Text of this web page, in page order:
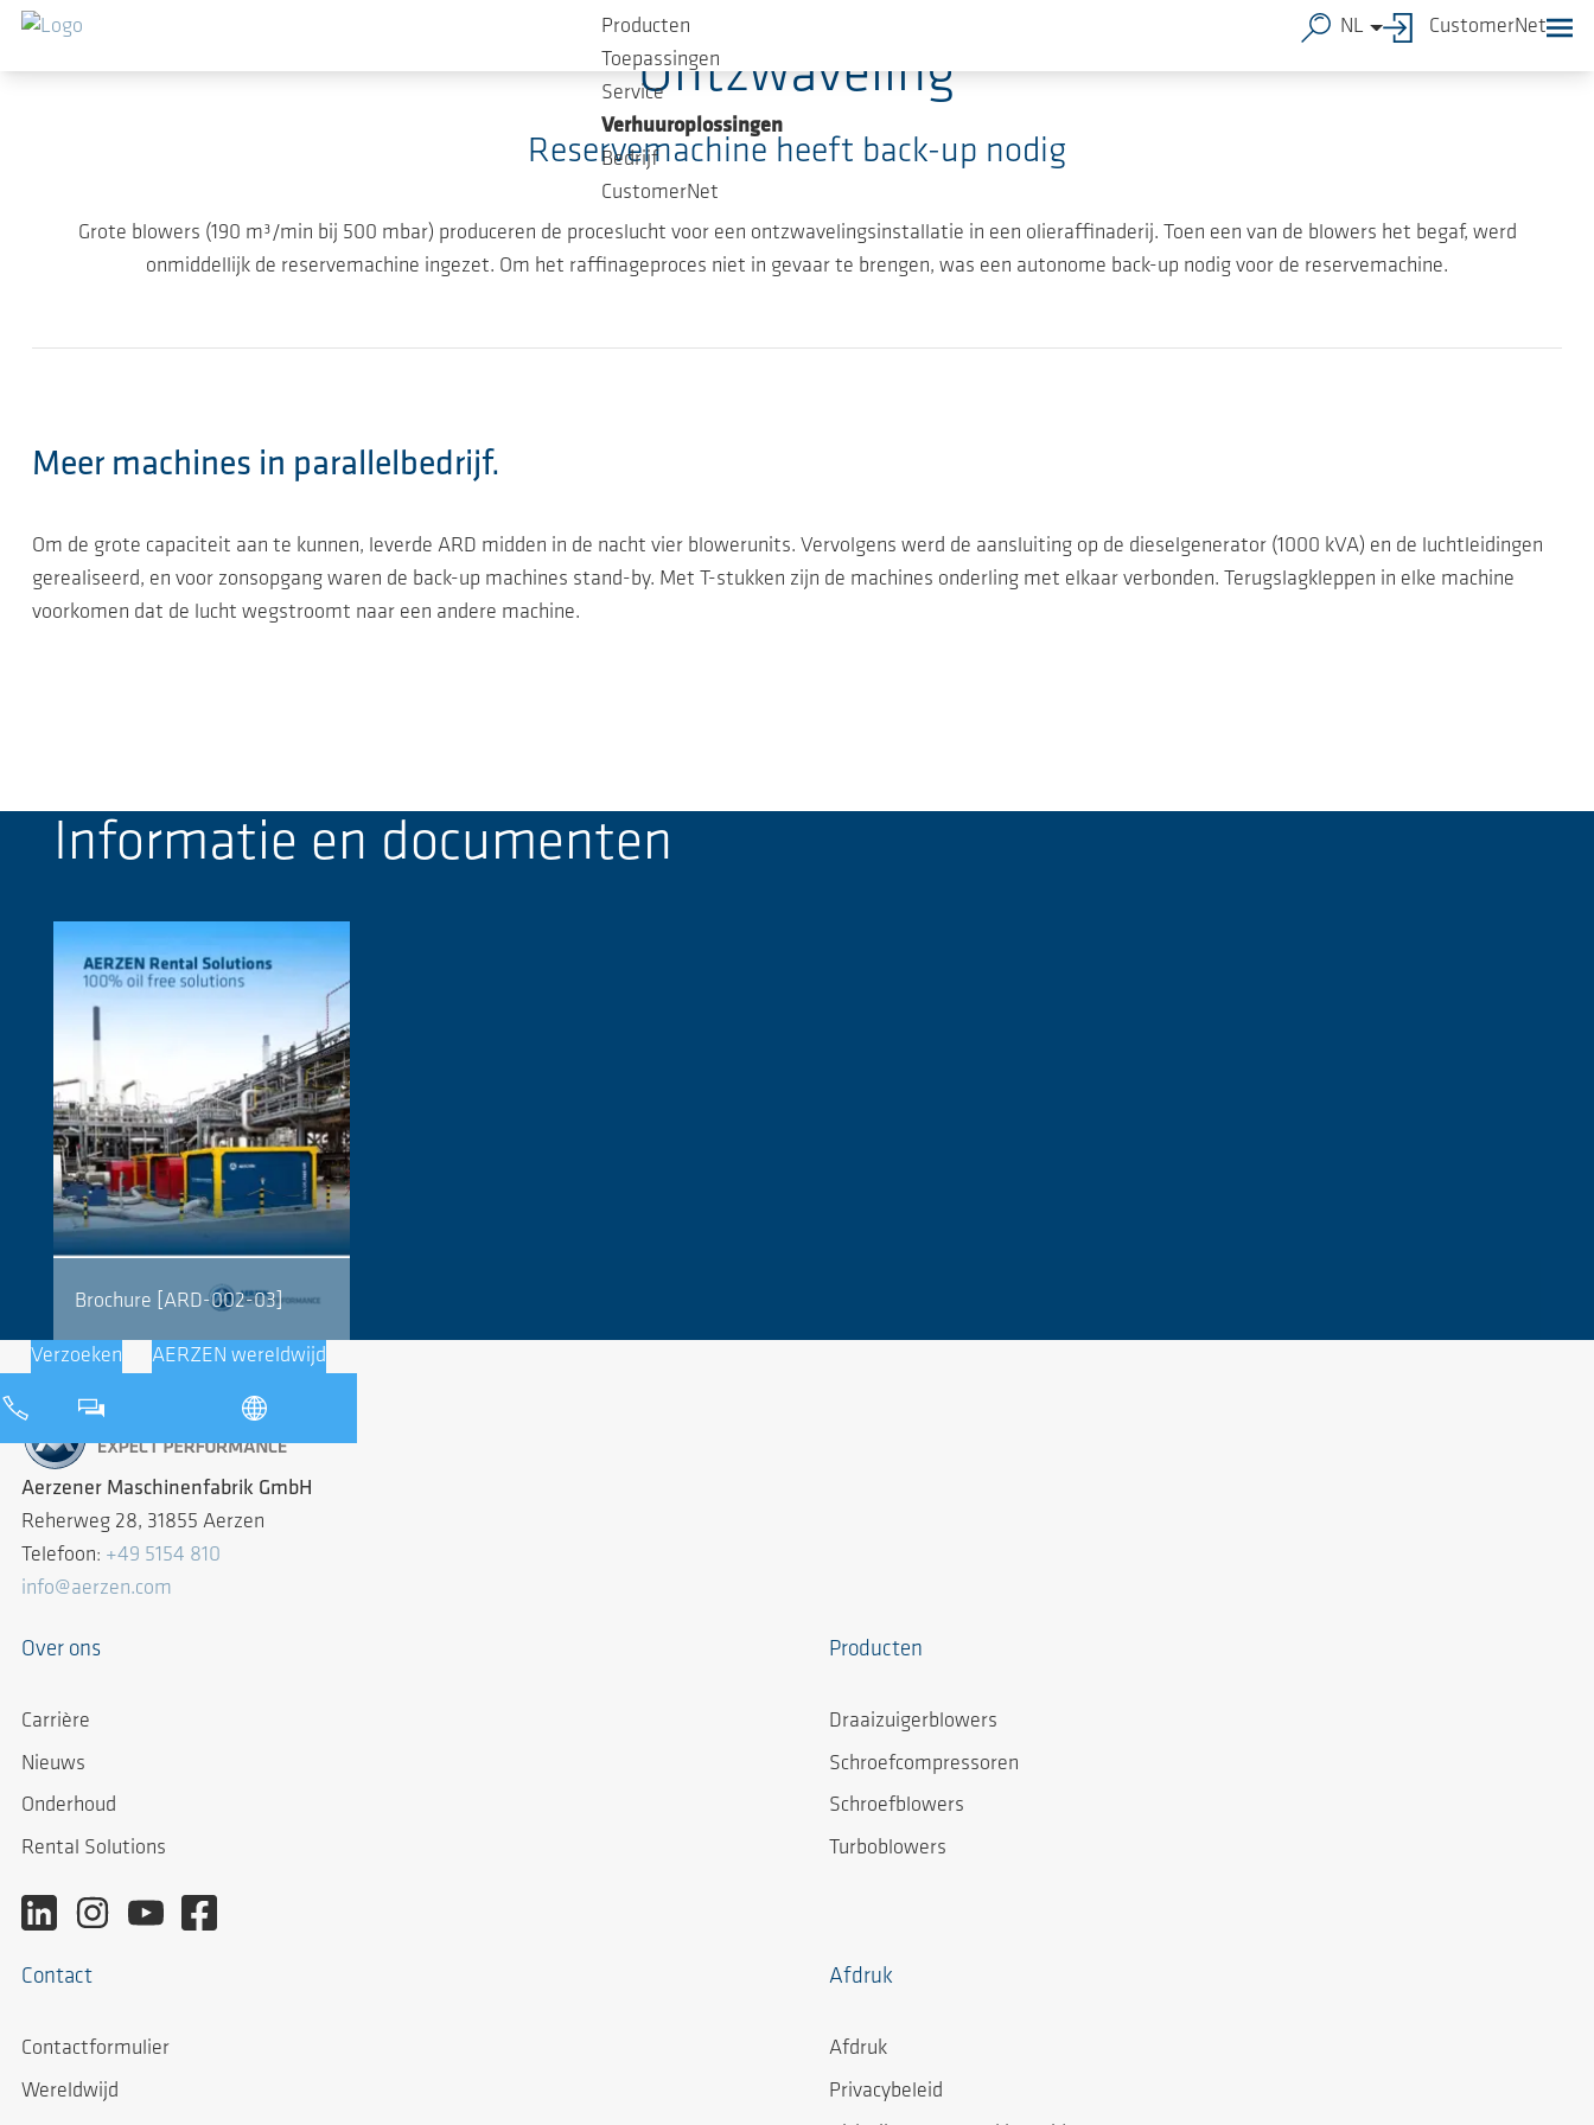
Ga naar de hoofdinhoud
Producten
Toepassingen
Service
Verhuuroplossingen
Bedrijf
CustomerNet
NL CustomerNet
Ontzwaveling
Reservemachine heeft back-up nodig
Grote blowers (190 m³/min bij 500 mbar) produceren de proceslucht voor een ontzwavelingsinstallatie in een olieraffinaderij. Toen een van de blowers het begaf, werd
onmiddellijk de reservemachine ingezet. Om het raffinageproces niet in gevaar te brengen, was een autonome back-up nodig voor de reservemachine.
Meer machines in parallelbedrijf.
Om de grote capaciteit aan te kunnen, leverde ARD midden in de nacht vier blowerunits. Vervolgens werd de aansluiting op de dieselgenerator (1000 kVA) en de luchtleidingen
gerealiseerd, en voor zonsopgang waren de back-up machines stand-by. Met T-stukken zijn de machines onderling met elkaar verbonden. Terugslagkleppen in elke machine
voorkomen dat de lucht wegstroomt naar een andere machine.
Informatie en documenten
Brochure [ARD-002-03]
Verzoeken AERZEN wereldwijd
Aerzener Maschinenfabrik GmbH
Reherweg 28, 31855 Aerzen
Telefoon: +49 5154 810
info@aerzen.com
Over ons
Carrière
Nieuws
Onderhoud
Rental Solutions
Producten
Draaizuigerblowers
Schroefcompressoren
Schroefblowers
Turboblowers
Contact
Contactformulier
Wereldwijd
Afdruk
Afdruk
Privacybeleid